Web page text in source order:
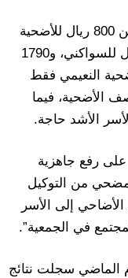
وبيّن أن أسعار الأضاحي لهذا العام تبدأ من 800 ريال للأضحية
البربري، و1150 ريالًا للرفيدي، و1400 ريال للسواكني، و1790
النعيمي فقط
الأضحية، فيما
الأشد حاجة.
“نعمل في موسم 1447هـ على رفع جاهزية
من التوكيل
إلى الأسر
في الجمعية”.
الماضي سجلت نتائج